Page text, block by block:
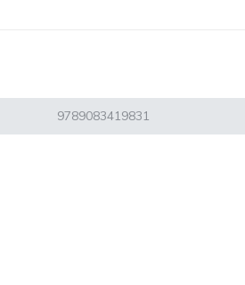
9789083419831